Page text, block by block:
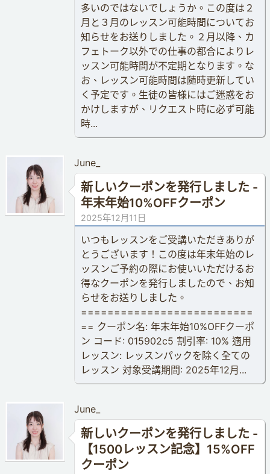
多いのではないでしょうか。この度は２
月と３月のレッスン可能時間についてお
知らせをお送りしました。２月以降、カ
フェトーク以外での仕事の都合によりレ
ッスン可能時間が不定期となります。な
お、レッスン可能時間は随時更新してい
く予定です。生徒の皆様にはご迷惑をお
かけしますが、リクエスト時に必ず可能
時...
June_
新しいクーポンを発行しました -
年末年始10%OFFクーポン
2025年12月11日
いつもレッスンをご受講いただきありが
とうございます！この度は年末年始のレ
ッスンご予約の際にお使いいただけるお
得なクーポンを発行しましたので、お知
らせをお送りしました。
==========================
== クーポン名: 年末年始10%OFFクーポ
ン コード: 015902c5 割引率: 10% 適用
レッスン: レッスンパックを除く全ての
レッスン 対象受講期間: 2025年12月...
June_
新しいクーポンを発行しました -
【1500レッスン記念】15%OFF
クーポン